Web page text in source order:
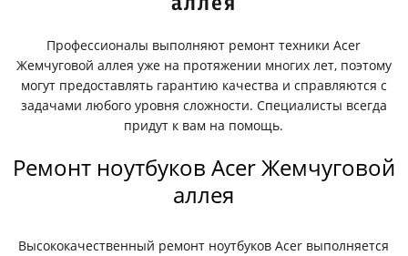
Профессионалы выполняют ремонт техники Acer
Жемчуговой аллея уже на протяжении многих лет, поэтому
могут предоставлять гарантию качества и справляются с
задачами любого уровня сложности. Специалисты всегда
придут к вам на помощь.
Ремонт ноутбуков Acer Жемчуговой
аллея
Высококачественный ремонт ноутбуков Acer выполняется